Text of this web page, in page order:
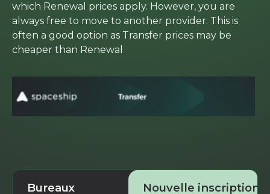
which Renewal prices apply. However, you are
always free to move to another provider. This is
often a good option as Transfer prices may be
cheaper than Renewal
Bureaux
Nouvelle inscription